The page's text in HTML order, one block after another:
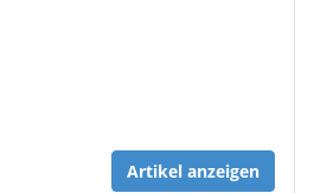
Artikel anzeigen